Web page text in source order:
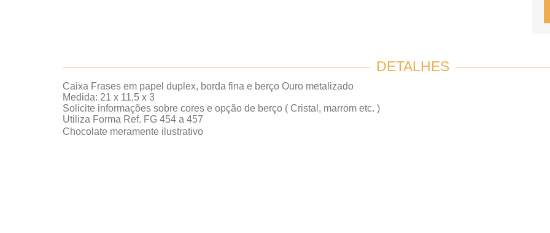
DETALHES
Caixa Frases em papel duplex, borda fina e berço Ouro metalizado
Medida: 21 x 11,5 x 3
Solicite informações sobre cores e opção de berço ( Cristal, marrom etc. )
Utiliza Forma Ref. FG 454 a 457
Chocolate meramente ilustrativo